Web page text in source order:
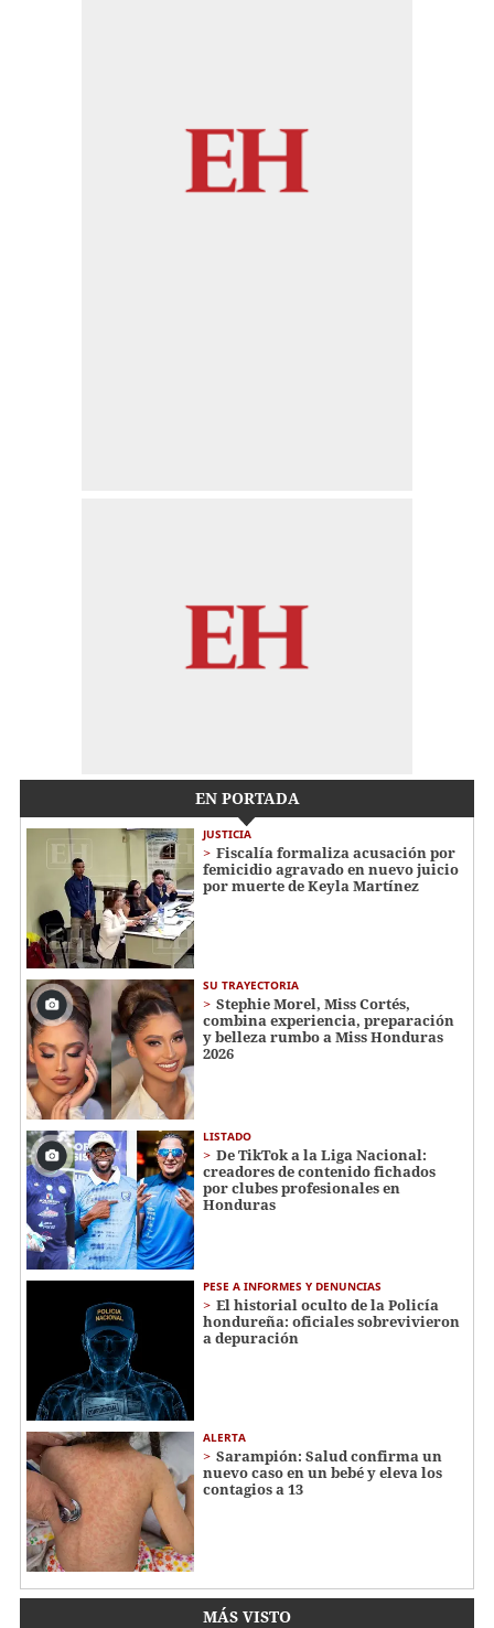
EN PORTADA
JUSTICIA
Fiscalía formaliza acusación por
femicidio agravado en nuevo juicio
por muerte de Keyla Martínez
SU TRAYECTORIA
Stephie Morel, Miss Cortés,
combina experiencia, preparación
y belleza rumbo a Miss Honduras
2026
LISTADO
De TikTok a la Liga Nacional:
creadores de contenido fichados
por clubes profesionales en
Honduras
PESE A INFORMES Y DENUNCIAS
El historial oculto de la Policía
hondureña: oficiales sobrevivieron
a depuración
ALERTA
Sarampión: Salud confirma un
nuevo caso en un bebé y eleva los
contagios a 13
MÁS VISTO